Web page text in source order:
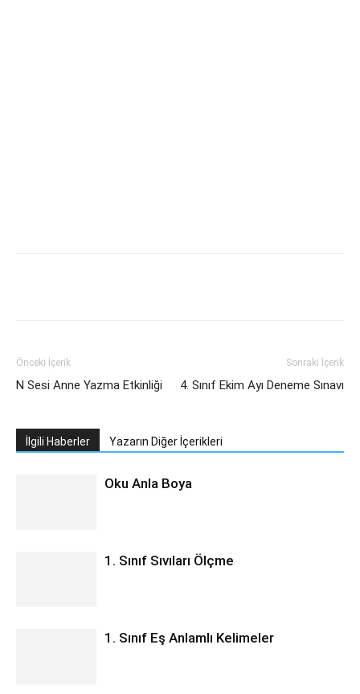
Önceki İçerik
N Sesi Anne Yazma Etkinliği
Sonraki İçerik
4. Sınıf Ekim Ayı Deneme Sınavı
İlgili Haberler Yazarın Diğer İçerikleri
Oku Anla Boya
1. Sınıf Sıvıları Ölçme
1. Sınıf Eş Anlamlı Kelimeler